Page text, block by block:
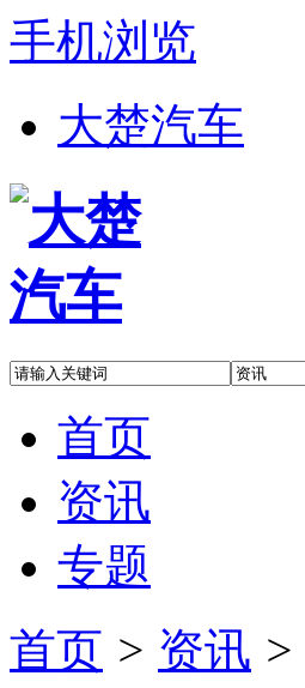
手机浏览
大楚汽车
首页
资讯
专题
首页 > 资讯 >